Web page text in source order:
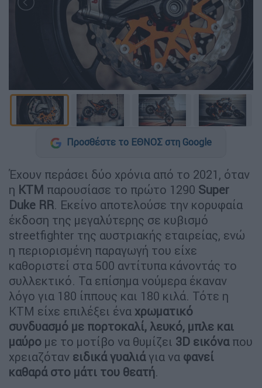
Προσθέστε το ΕΘΝΟΣ στη Google
Έχουν περάσει δύο χρόνια από το 2021, όταν
η ΚΤΜ παρουσίασε το πρώτο 1290 Super
Duke RR. Εκείνο αποτελούσε την κορυφαία
έκδοση της μεγαλύτερης σε κυβισμό
streetfighter της αυστριακής εταιρείας, ενώ
η περιορισμένη παραγωγή του είχε
καθοριστεί στα 500 αντίτυπα κάνοντάς το
συλλεκτικό. Τα επίσημα νούμερα έκαναν
λόγο για 180 ίππους και 180 κιλά. Τότε η
ΚΤΜ είχε επιλέξει ένα χρωματικό
συνδυασμό με πορτοκαλί, λευκό, μπλε και
μαύρο με το μοτίβο να θυμίζει 3D εικόναπου
χρειαζόταν ειδικά γυαλιάγια να φανεί
καθαρά στο μάτι του θεατή.